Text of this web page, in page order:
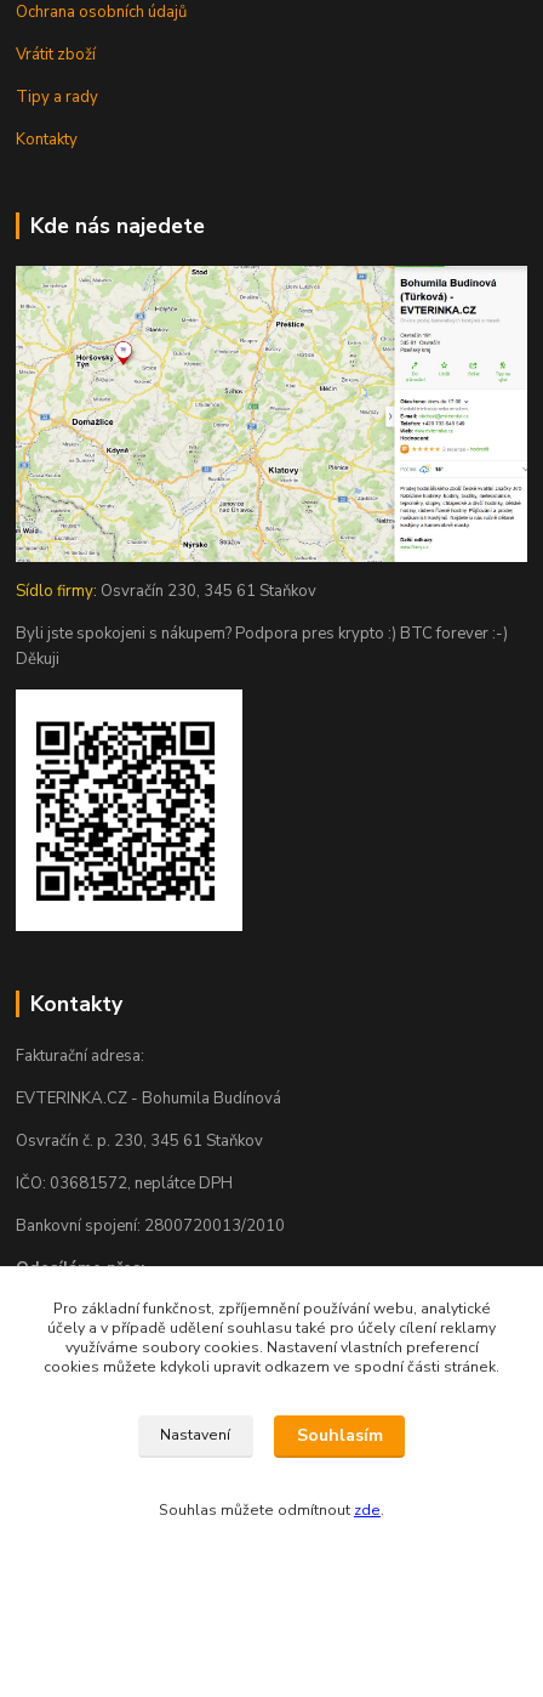
Ochrana osobních údajů
Vrátit zboží
Tipy a rady
Kontakty
Kde nás najedete
Sídlo firmy: Osvračín 230, 345 61 Staňkov
Byli jste spokojeni s nákupem? Podpora pres krypto :) BTC forever :-)
Děkuji
Kontakty
Fakturační adresa:
EVTERINKA.CZ - Bohumila Budínová
Osvračín č. p. 230, 345 61 Staňkov
IČO: 03681572, neplátce DPH
Bankovní spojení: 2800720013/2010
Odesíláme přes:
Zákaznická podpora eshopu EVTERINKA.CZ
Pro základní funkčnost, zpříjemnění používání webu, analytické
účely a v případě udělení souhlasu také pro účely cílení reklamy
využíváme soubory cookies. Nastavení vlastních preferencí
cookies můžete kdykoli upravit odkazem ve spodní části stránek.
Nastavení Souhlasím
Souhlas můžete odmítnout zde.